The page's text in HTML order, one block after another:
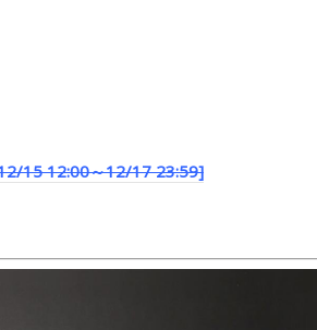
15 12:00～12/17 23:59]